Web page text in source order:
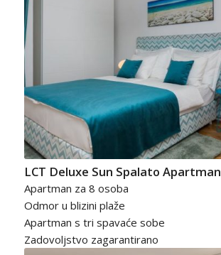
LCT Deluxe Sun Spalato Apartman
Apartman za 8 osoba
Odmor u blizini plaže
Apartman s tri spavaće sobe
Zadovoljstvo zagarantirano